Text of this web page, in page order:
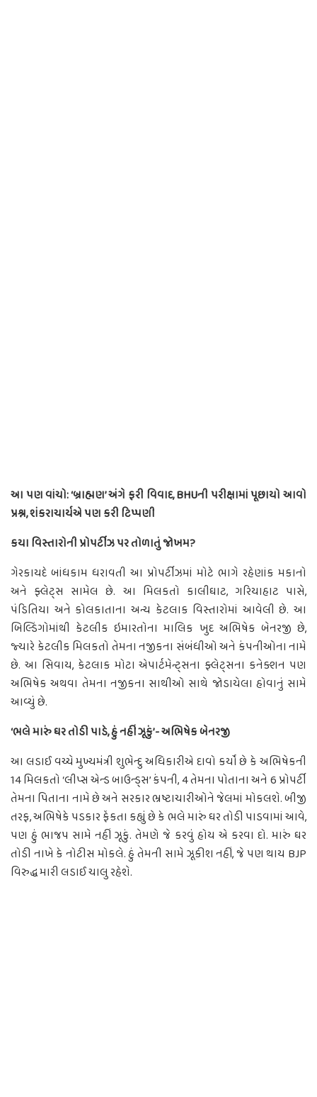
આ પણ વાંચો: ‘બ્રાહ્મણ’ અંગે ફરી વિવાદ, BHUની પરીક્ષામાં પૂછાયો આવો
પ્રશ્ન, શંકરાચાર્યએ પણ કરી ટિપ્પણી
કયા વિસ્તારોની પ્રોપર્ટીઝ પર તોળાતું જોખમ?
ગેરકાયદે બાંધકામ ધરાવતી આ પ્રોપર્ટીઝમાં મોટે ભાગે રહેણાંક મકાનો
અને ફ્લેટ્સ સામેલ છે. આ મિલકતો કાલીઘાટ, ગરિયાહાટ પાસે,
પંડિતિયા અને કોલકાતાના અન્ય કેટલાક વિસ્તારોમાં આવેલી છે. આ
બિલ્ડિંગોમાંથી કેટલીક ઇમારતોના માલિક ખુદ અભિષેક બેનરજી છે,
જ્યારે કેટલીક મિલકતો તેમના નજીકના સંબંધીઓ અને કંપનીઓના નામે
છે. આ સિવાય, કેટલાક મોટા એપાર્ટમેન્ટ્સના ફ્લેટ્સના કનેક્શન પણ
અભિષેક અથવા તેમના નજીકના સાથીઓ સાથે જોડાયેલા હોવાનું સામે
આવ્યું છે.
‘ભલે મારું ઘર તોડી પાડે, હું નહીં ઝૂકું’- અભિષેક બેનરજી
આ લડાઈ વચ્ચે મુખ્યમંત્રી શુભેન્દુ અધિકારીએ દાવો કર્યો છે કે અભિષેકની
14 મિલકતો ‘લીપ્સ એન્ડ બાઉન્ડ્સ’ કંપની, 4 તેમના પોતાના અને 6 પ્રોપર્ટી
તેમના પિતાના નામે છે અને સરકાર ભ્રષ્ટાચારીઓને જેલમાં મોકલશે. બીજી
તરફ, અભિષેકે પડકાર ફેંકતા કહ્યું છે કે ભલે મારું ઘર તોડી પાડવામાં આવે,
પણ હું ભાજપ સામે નહીં ઝૂકું. તેમણે જે કરવું હોય એ કરવા દો. મારું ઘર
તોડી નાખે કે નોટીસ મોકલે. હું તેમની સામે ઝૂકીશ નહીં, જે પણ થાય BJP
વિરુદ્ધ મારી લડાઈ ચાલુ રહેશે.